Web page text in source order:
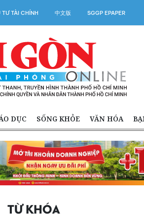
TÀI CHÍNH 中文版 SGGP EPAPER
DỤC SỐNG KHỎE VĂN HÓA
TỪ KHÓA